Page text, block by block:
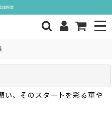
い、そのスタートを彩る華や